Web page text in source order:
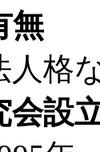
無
な
会設